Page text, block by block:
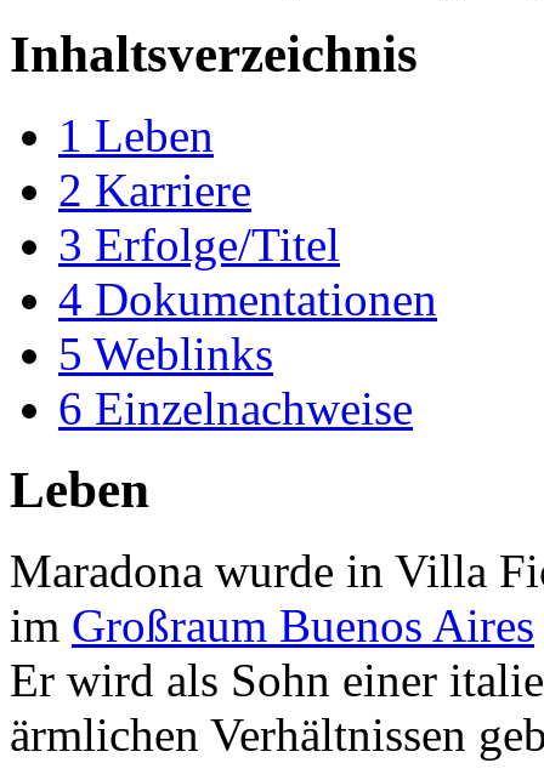
Inhaltsverzeichnis
1 Leben
2 Karriere
3 Erfolge/Titel
4 Dokumentationen
5 Weblinks
6 Einzelnachweise
Leben
Maradona wurde in Villa
im Großraum Buenos Aires
Er wird als Sohn einer
ärmlichen Verhältnissen